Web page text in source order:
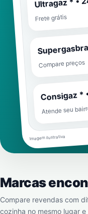
Frete grátis
Compare preços
Consigaz *
Atende seu
Imagem ilustrativa
Marcas
Compare revendas com
cozinha no mesmo lugar